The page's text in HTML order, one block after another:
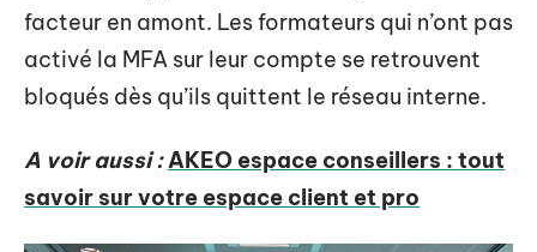
facteur en amont. Les formateurs qui n’ont pas
activé la MFA sur leur compte se retrouvent
bloqués dès qu’ils quittent le réseau interne.
A voir aussi :AKEO espace conseillers : tout
savoir sur votre espace client et pro